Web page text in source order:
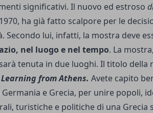
significativi. Il nuovo ed estroso
ha già fatto scalpore per le
Secondo lui, infatti, la mostra deve
nel luogo e nel tempo. La
tenuta in due luoghi. Il titolo della
Learning from Athens. Avete capito
e Grecia, per unire popoli,
turistiche e politiche di una Grecia